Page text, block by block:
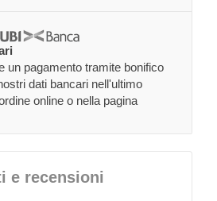
un pagamento tramite bonifico
dati bancari nell'ultimo
online o nella pagina
e recensioni